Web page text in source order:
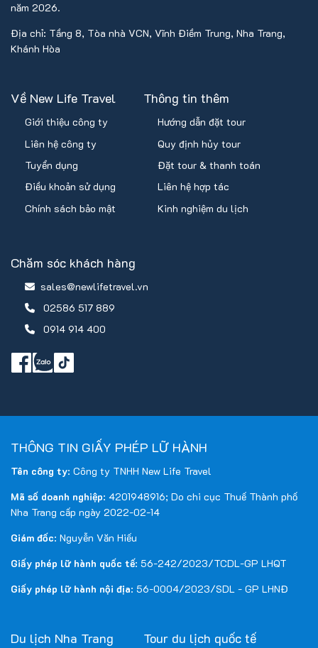
năm 2026.
Địa chỉ: Tầng 8, Tòa nhà VCN, Vĩnh Điềm Trung, Nha Trang,
Khánh Hòa
Về New Life Travel
Giới thiệu công ty
Liên hệ công ty
Tuyển dụng
Điều khoản sử dụng
Chính sách bảo mật
Thông tin thêm
Hướng dẫn đặt tour
Quy định hủy tour
Đặt tour & thanh toán
Liên hệ hợp tác
Kinh nghiệm du lịch
Chăm sóc khách hàng
sales@newlifetravel.vn
02586 517 889
0914 914 400
THÔNG TIN GIẤY PHÉP LỮ HÀNH
Tên công ty: Công ty TNHH New Life Travel
Mã số doanh nghiệp: 4201948916; Do chi cục Thuế Thành phố
Nha Trang cấp ngày 2022-02-14
Giám đốc: Nguyễn Văn Hiếu
Giấy phép lữ hành quốc tế: 56-242/2023/TCDL-GP LHQT
Giấy phép lữ hành nội địa: 56-0004/2023/SDL - GP LHNĐ
Du lịch Nha Trang Tour du lịch quốc tế